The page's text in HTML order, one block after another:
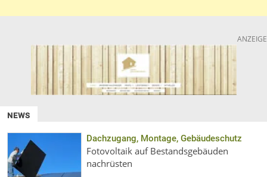
ANZEIGE
NEWS
Dachzugang, Montage, Gebäudeschutz
Fotovoltaik auf Bestandsgebäuden
nachrüsten